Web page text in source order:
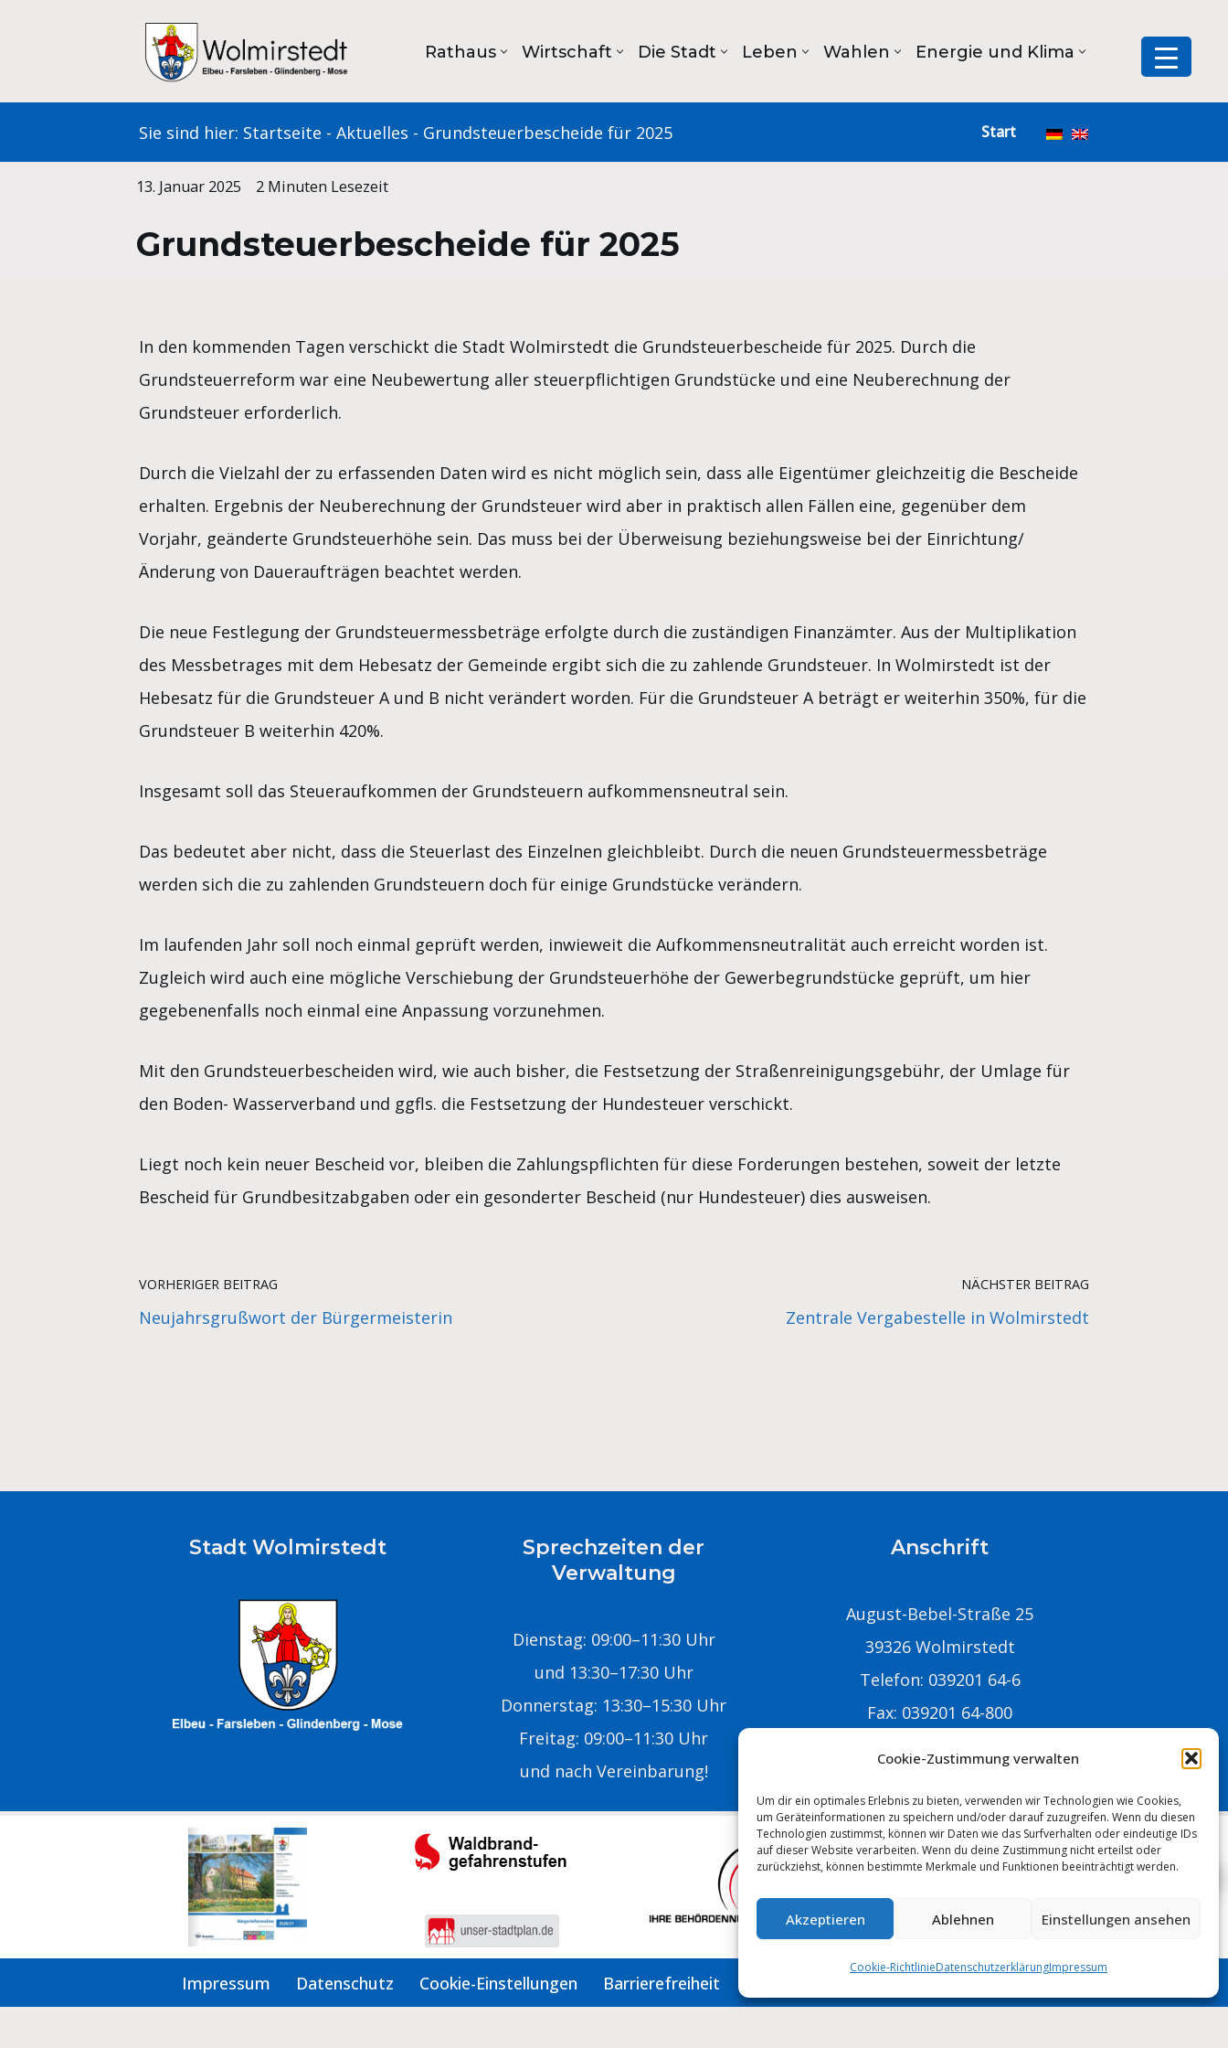
Cookie-Zustimmung verwalten
Um dir ein optimales Erlebnis zu bieten, verwenden wir Technologien wie Cookies,
um Geräteinformationen zu speichern und/oder darauf zuzugreifen. Wenn du diesen
Technologien zustimmst, können wir Daten wie das Surfverhalten oder eindeutige IDs
auf dieser Website verarbeiten. Wenn du deine Zustimmung nicht erteilst oder
zurückziehst, können bestimmte Merkmale und Funktionen beeinträchtigt werden.
Akzeptieren Ablehnen Einstellungen ansehen
Cookie-RichtlinieDatenschutzerklärungImpressum
Rathaus Wirtschaft Die Stadt Leben Wahlen Energie und Klima
Sie sind hier: Startseite - Aktuelles - Grundsteuerbescheide für 2025 Start
13. Januar 2025 2 Minuten Lesezeit
Grundsteuerbescheide für 2025
In den kommenden Tagen verschickt die Stadt Wolmirstedt die Grundsteuerbescheide für 2025. Durch die
Grundsteuerreform war eine Neubewertung aller steuerpflichtigen Grundstücke und eine Neuberechnung der
Grundsteuer erforderlich.
Durch die Vielzahl der zu erfassenden Daten wird es nicht möglich sein, dass alle Eigentümer gleichzeitig die Bescheide
erhalten. Ergebnis der Neuberechnung der Grundsteuer wird aber in praktisch allen Fällen eine, gegenüber dem
Vorjahr, geänderte Grundsteuerhöhe sein. Das muss bei der Überweisung beziehungsweise bei der Einrichtung/
Änderung von Daueraufträgen beachtet werden.
Die neue Festlegung der Grundsteuermessbeträge erfolgte durch die zuständigen Finanzämter. Aus der Multiplikation
des Messbetrages mit dem Hebesatz der Gemeinde ergibt sich die zu zahlende Grundsteuer. In Wolmirstedt ist der
Hebesatz für die Grundsteuer A und B nicht verändert worden. Für die Grundsteuer A beträgt er weiterhin 350%, für die
Grundsteuer B weiterhin 420%.
Insgesamt soll das Steueraufkommen der Grundsteuern aufkommensneutral sein.
Das bedeutet aber nicht, dass die Steuerlast des Einzelnen gleichbleibt. Durch die neuen Grundsteuermessbeträge
werden sich die zu zahlenden Grundsteuern doch für einige Grundstücke verändern.
Im laufenden Jahr soll noch einmal geprüft werden, inwieweit die Aufkommensneutralität auch erreicht worden ist.
Zugleich wird auch eine mögliche Verschiebung der Grundsteuerhöhe der Gewerbegrundstücke geprüft, um hier
gegebenenfalls noch einmal eine Anpassung vorzunehmen.
Mit den Grundsteuerbescheiden wird, wie auch bisher, die Festsetzung der Straßenreinigungsgebühr, der Umlage für
den Boden- Wasserverband und ggfls. die Festsetzung der Hundesteuer verschickt.
Liegt noch kein neuer Bescheid vor, bleiben die Zahlungspflichten für diese Forderungen bestehen, soweit der letzte
Bescheid für Grundbesitzabgaben oder ein gesonderter Bescheid (nur Hundesteuer) dies ausweisen.
VORHERIGER BEITRAG
Neujahrsgrußwort der Bürgermeisterin
NÄCHSTER BEITRAG
Zentrale Vergabestelle in Wolmirstedt
Stadt Wolmirstedt
Sprechzeiten der
Verwaltung
Dienstag: 09:00–11:30 Uhr
und 13:30–17:30 Uhr
Donnerstag: 13:30–15:30 Uhr
Freitag: 09:00–11:30 Uhr
und nach Vereinbarung!
Anschrift
August-Bebel-Straße 25
39326 Wolmirstedt
Telefon: 039201 64-6
Fax: 039201 64-800
Impressum Datenschutz Cookie-Einstellungen Barrierefreiheit
aus der Stadtverwaltung